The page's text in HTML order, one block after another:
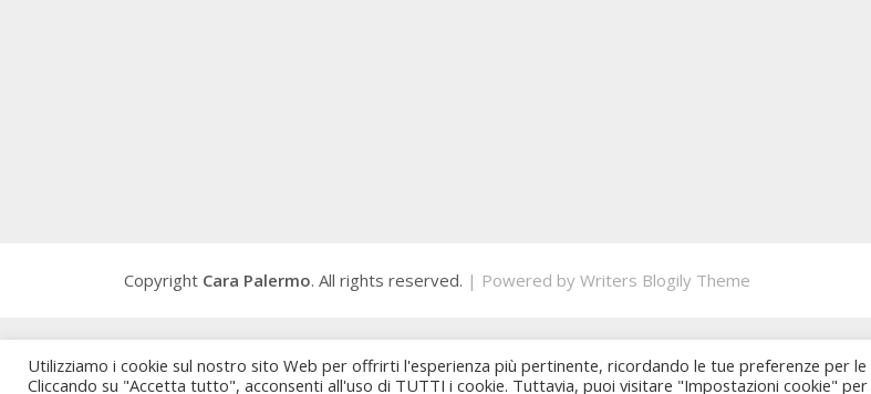
Copyright Cara Palermo. All rights reserved. | Powered by Writers Blogily Theme
Utilizziamo i cookie sul nostro sito Web per offrirti l'esperienza più pertinente, ricordando le tue preferenze per le
Cliccando su "Accetta tutto", acconsenti all'uso di TUTTI i cookie. Tuttavia, puoi visitare "Impostazioni cookie"